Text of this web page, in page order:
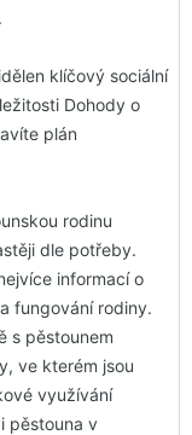
.
klíčový sociální
Dohody o
plán
rodinu
dle potřeby.
informací o
fungování rodiny.
s pěstounem
ve kterém jsou
využívání
pěstouna v